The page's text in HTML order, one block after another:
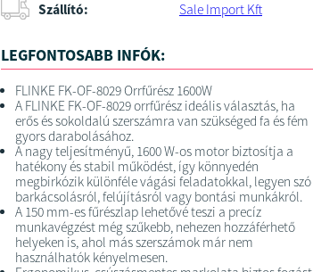
Szállító:
Sale Import Kft
LEGFONTOSABB INFÓK:
FLINKE FK-OF-8029 Orrfűrész 1600W
A FLINKE FK-OF-8029 orrfűrész ideális választás, ha
erős és sokoldalú szerszámra van szükséged fa és fém
gyors darabolásához.
A nagy teljesítményű, 1600 W-os motor biztosítja a
hatékony és stabil működést, így könnyedén
megbirkózik különféle vágási feladatokkal, legyen szó
barkácsolásról, felújításról vagy bontási munkákról.
A 150 mm-es fűrészlap lehetővé teszi a precíz
munkavégzést még szűkebb, nehezen hozzáférhető
helyeken is, ahol más szerszámok már nem
használhatók kényelmesen.